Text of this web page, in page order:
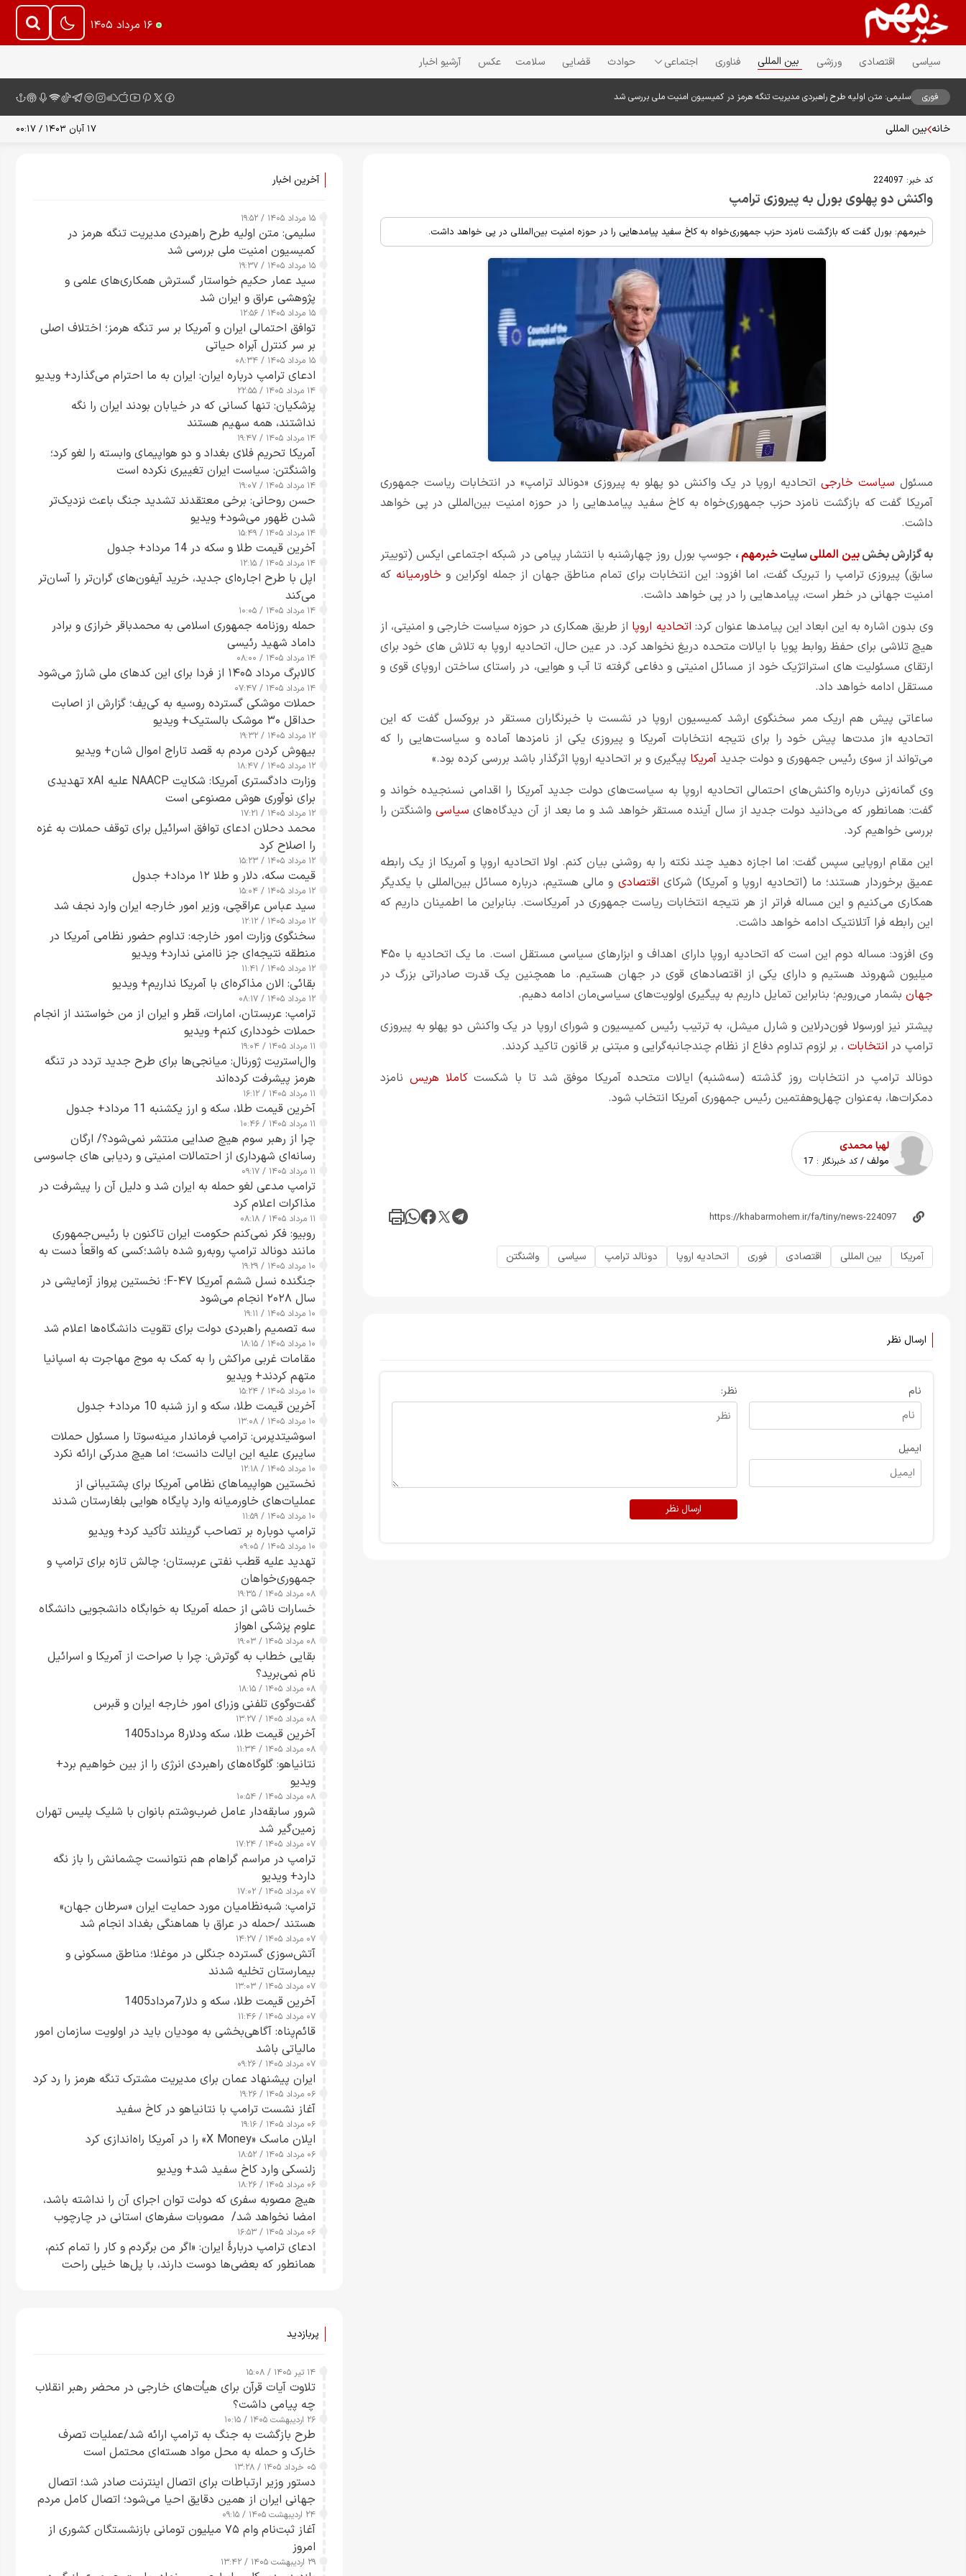
۱۶ مرداد ۱۴۰۵
سیاسی اقتصادی ورزشی بین المللی فناوری اجتماعی حوادث قضایی سلامت عکس آرشیو اخبار
فوری سلیمی: متن اولیه طرح راهبردی مدیریت تنگه هرمز در کمیسیون امنیت ملی بررسی شد
خانه بین المللی ۱۷ آبان ۱۴۰۳ / ۰۰:۱۷
کد خبر: 224097
واکنش دو پهلوی بورل به پیروزی ترامپ
خبرمهم: بورل گفت که بازگشت نامزد حزب جمهوری‌خواه به کاخ سفید پیامدهایی را در حوزه امنیت بین‌المللی در پی خواهد داشت.
مسئول سیاست خارجیاتحادیه اروپا در یک واکنش دو پهلو به پیروزی «دونالد ترامپ» در انتخابات ریاست جمهوری
آمریکا گفت که بازگشت نامزد حزب جمهوری‌خواه به کاخ سفید پیامدهایی را در حوزه امنیت بین‌المللی در پی خواهد
داشت.
به گزارش بخشبین المللیسایتخبرمهم ، جوسپ بورل روز چهارشنبه با انتشار پیامی در شبکه اجتماعی ایکس (توییتر
سابق) پیروزی ترامپ را تبریک گفت، اما افزود: این انتخابات برای تمام مناطق جهان از جمله اوکراین و خاورمیانه که
امنیت جهانی در خطر است، پیامدهایی را در پی خواهد داشت.
وی بدون اشاره به این ابعاد این پیامدها عنوان کرد: اتحادیه اروپا از طریق همکاری در حوزه سیاست خارجی و امنیتی، از
هیچ تلاشی برای حفظ روابط پویا با ایالات متحده دریغ نخواهد کرد. در عین حال، اتحادیه اروپا به تلاش های خود برای
ارتقای مسئولیت های استراتژیک خود از مسائل امنیتی و دفاعی گرفته تا آب و هوایی، در راستای ساختن اروپای قوی و
مستقل ادامه خواهد داد.
ساعاتی پیش هم اریک ممر سخنگوی ارشد کمیسیون اروپا در نشست با خبرنگاران مستقر در بروکسل گفت که این
اتحادیه «از مدت‌ها پیش خود را برای نتیجه انتخابات آمریکا و پیروزی یکی از نامزدها آماده و سیاست‌هایی را که
می‌تواند از سوی رئیس جمهوری و دولت جدید آمریکا پیگیری و بر اتحادیه اروپا اثرگذار باشد بررسی کرده بود.»
وی گمانه‌زنی درباره واکنش‌های احتمالی اتحادیه اروپا به سیاست‌های دولت جدید آمریکا را اقدامی نسنجیده خواند و
گفت: همانطور که می‌دانید دولت جدید از سال آینده مستقر خواهد شد و ما بعد از آن دیدگاه‌های سیاسی واشنگتن را
بررسی خواهیم کرد.
این مقام اروپایی سپس گفت: اما اجازه دهید چند نکته را به روشنی بیان کنم. اولا اتحادیه اروپا و آمریکا از یک رابطه
عمیق برخوردار هستند؛ ما (اتحادیه اروپا و آمریکا) شرکای اقتصادی و مالی هستیم، درباره مسائل بین‌المللی با یکدیگر
همکاری می‌کنیم و این مساله فراتر از هر نتیجه انتخابات ریاست جمهوری در آمریکاست. بنابراین ما اطمینان داریم که
این رابطه‌ فرا آتلانتیک ادامه خواهد داشت.
وی افزود: مساله دوم این است که اتحادیه اروپا دارای اهداف و ابزارهای سیاسی مستقل است. ما یک اتحادیه با ۴۵۰
میلیون شهروند هستیم و دارای یکی از اقتصادهای قوی در جهان هستیم. ما همچنین یک قدرت صادراتی بزرگ در
جهان بشمار می‌رویم؛ بنابراین تمایل داریم به پیگیری اولویت‌های سیاسی‌مان ادامه دهیم.
پیشتر نیز اورسولا فون‌درلاین و شارل میشل، به ترتیب رئیس کمیسیون و شورای اروپا در یک واکنش دو پهلو به پیروزی
ترامپ در انتخابات ، بر لزوم تداوم دفاع از نظام چندجانبه‌گرایی و مبتنی بر قانون تاکید کردند.
دونالد ترامپ در انتخابات روز گذشته (سه‌شنبه) ایالات متحده آمریکا موفق شد تا با شکستکاملا هریس نامزد
دمکرات‌ها، به‌عنوان چهل‌وهفتمین رئیس جمهوری آمریکا انتخاب شود.
لهبا محمدی
مولف / کد خبرنگار : 17
آمریکا بین المللی اقتصادی فوری اتحادیه اروپا دونالد ترامپ سیاسی واشنگتن
ارسال نظر
نام
ایمیل
نظر:
ارسال نظر
آخرین اخبار
۱۵ مرداد ۱۴۰۵ / ۱۹:۵۲
سلیمی: متن اولیه طرح راهبردی مدیریت تنگه هرمز در
کمیسیون امنیت ملی بررسی شد
۱۵ مرداد ۱۴۰۵ / ۱۹:۳۷
سید عمار حکیم خواستار گسترش همکاری‌های علمی و
پژوهشی عراق و ایران شد
۱۵ مرداد ۱۴۰۵ / ۱۲:۵۶
توافق احتمالی ایران و آمریکا بر سر تنگه هرمز؛ اختلاف اصلی
بر سر کنترل آبراه حیاتی
۱۵ مرداد ۱۴۰۵ / ۰۸:۳۴
ادعای ترامپ درباره ایران: ایران به ما احترام می‌گذارد+ ویدیو
۱۴ مرداد ۱۴۰۵ / ۲۲:۵۵
پزشکیان: تنها کسانی که در خیابان بودند ایران را نگه
نداشتند، همه سهیم هستند
۱۴ مرداد ۱۴۰۵ / ۱۹:۴۷
آمریکا تحریم فلای بغداد و دو هواپیمای وابسته را لغو کرد؛
واشنگتن: سیاست ایران تغییری نکرده است
۱۴ مرداد ۱۴۰۵ / ۱۹:۰۷
حسن روحانی: برخی معتقدند تشدید جنگ باعث نزدیک‌تر
شدن ظهور می‌شود+ ویدیو
۱۴ مرداد ۱۴۰۵ / ۱۵:۴۹
آخرین قیمت طلا و سکه در 14 مرداد+ جدول
۱۴ مرداد ۱۴۰۵ / ۱۲:۱۵
اپل با طرح اجاره‌ای جدید، خرید آیفون‌های گران‌تر را آسان‌تر
می‌کند
۱۴ مرداد ۱۴۰۵ / ۱۰:۰۵
حمله روزنامه جمهوری اسلامی به محمدباقر خرازی و برادر
داماد شهید رئیسی
۱۴ مرداد ۱۴۰۵ / ۰۸:۰۰
کالابرگ مرداد ۱۴۰۵ از فردا برای این کدهای ملی شارژ می‌شود
۱۴ مرداد ۱۴۰۵ / ۰۷:۴۷
حملات موشکی گسترده روسیه به کی‌یف؛ گزارش از اصابت
حداقل ۳۰ موشک بالستیک+ ویدیو
۱۲ مرداد ۱۴۰۵ / ۱۹:۳۲
بیهوش کردن مردم به قصد تاراج اموال شان+ ویدیو
۱۲ مرداد ۱۴۰۵ / ۱۸:۴۷
وزارت دادگستری آمریکا: شکایت NAACP علیه xAI تهدیدی
برای نوآوری هوش مصنوعی است
۱۲ مرداد ۱۴۰۵ / ۱۷:۲۱
محمد دحلان ادعای توافق اسرائیل برای توقف حملات به غزه
را اصلاح کرد
۱۲ مرداد ۱۴۰۵ / ۱۵:۲۳
قیمت سکه، دلار و طلا ۱۲ مرداد+ جدول
۱۲ مرداد ۱۴۰۵ / ۱۵:۰۴
سید عباس عراقچی، وزیر امور خارجه ایران وارد نجف شد
۱۲ مرداد ۱۴۰۵ / ۱۲:۱۲
سخنگوی وزارت امور خارجه: تداوم حضور نظامی آمریکا در
منطقه نتیجه‌ای جز ناامنی ندارد+ ویدیو
۱۲ مرداد ۱۴۰۵ / ۱۱:۴۱
بقائی: الان مذاکره‌ای با آمریکا نداریم+ ویدیو
۱۲ مرداد ۱۴۰۵ / ۰۸:۱۷
ترامپ: عربستان، امارات، قطر و ایران از من خواستند از انجام
حملات خودداری کنم+ ویدیو
۱۱ مرداد ۱۴۰۵ / ۱۹:۰۴
وال‌استریت ژورنال: میانجی‌ها برای طرح جدید تردد در تنگه
هرمز پیشرفت کرده‌اند
۱۱ مرداد ۱۴۰۵ / ۱۶:۱۲
آخرین قیمت طلا، سکه و ارز یکشنبه 11 مرداد+ جدول
۱۱ مرداد ۱۴۰۵ / ۱۰:۴۶
چرا از رهبر سوم هیچ صدایی منتشر نمی‌شود؟/ ارگان
رسانه‌ای شهرداری از احتمالات امنیتی و ردیابی های جاسوسی
گفت
۱۱ مرداد ۱۴۰۵ / ۰۹:۱۷
ترامپ مدعی لغو حمله به ایران شد و دلیل آن را پیشرفت در
مذاکرات اعلام کرد
۱۱ مرداد ۱۴۰۵ / ۰۸:۱۸
روبیو: فکر نمی‌کنم حکومت ایران تاکنون با رئیس‌جمهوری
مانند دونالد ترامپ روبه‌رو شده باشد؛کسی که واقعاً دست به
اقدام می‌زند
۱۰ مرداد ۱۴۰۵ / ۱۹:۲۹
جنگنده نسل ششم آمریکا F-۴۷؛ نخستین پرواز آزمایشی در
سال ۲۰۲۸ انجام می‌شود
۱۰ مرداد ۱۴۰۵ / ۱۹:۱۱
سه تصمیم راهبردی دولت برای تقویت دانشگاه‌ها اعلام شد
۱۰ مرداد ۱۴۰۵ / ۱۸:۱۵
مقامات غربی مراکش را به کمک به موج مهاجرت به اسپانیا
متهم کردند+ ویدیو
۱۰ مرداد ۱۴۰۵ / ۱۵:۲۴
آخرین قیمت طلا، سکه و ارز شنبه 10 مرداد+ جدول
۱۰ مرداد ۱۴۰۵ / ۱۳:۰۸
اسوشیتدپرس: ترامپ فرماندار مینه‌سوتا را مسئول حملات
سایبری علیه این ایالت دانست؛ اما هیچ مدرکی ارائه نکرد
۱۰ مرداد ۱۴۰۵ / ۱۲:۱۸
نخستین هواپیماهای نظامی آمریکا برای پشتیبانی از
عملیات‌های خاورمیانه وارد پایگاه هوایی بلغارستان شدند
۱۰ مرداد ۱۴۰۵ / ۱۱:۵۹
ترامپ دوباره بر تصاحب گرینلند تأکید کرد+ ویدیو
۱۰ مرداد ۱۴۰۵ / ۰۹:۰۵
تهدید علیه قطب نفتی عربستان؛ چالش تازه برای ترامپ و
جمهوری‌خواهان
۰۸ مرداد ۱۴۰۵ / ۱۹:۳۵
خسارات ناشی از حمله آمریکا به خوابگاه دانشجویی دانشگاه
علوم پزشکی اهواز
۰۸ مرداد ۱۴۰۵ / ۱۹:۰۳
بقایی خطاب به گوترش: چرا با صراحت از آمریکا و اسرائیل
نام نمی‌برید؟
۰۸ مرداد ۱۴۰۵ / ۱۸:۱۵
گفت‌وگوی تلفنی وزرای امور خارجه ایران و قبرس
۰۸ مرداد ۱۴۰۵ / ۱۳:۲۷
آخرین قیمت طلا، سکه ودلار8 مرداد1405
۰۸ مرداد ۱۴۰۵ / ۱۱:۳۴
نتانیاهو: گلوگاه‌های راهبردی انرژی را از بین خواهیم برد+
ویدیو
۰۸ مرداد ۱۴۰۵ / ۱۰:۵۴
شرور سابقه‌دار عامل ضرب‌وشتم بانوان با شلیک پلیس تهران
زمین‌گیر شد
۰۷ مرداد ۱۴۰۵ / ۱۷:۲۴
ترامپ در مراسم گراهام هم نتوانست چشمانش را باز نگه
دارد+ ویدیو
۰۷ مرداد ۱۴۰۵ / ۱۷:۰۲
ترامپ: شبه‌نظامیان مورد حمایت ایران «سرطان جهان»
هستند /حمله در عراق با هماهنگی بغداد انجام شد
۰۷ مرداد ۱۴۰۵ / ۱۴:۲۷
آتش‌سوزی گسترده جنگلی در موغلا؛ مناطق مسکونی و
بیمارستان تخلیه شدند
۰۷ مرداد ۱۴۰۵ / ۱۳:۰۳
آخرین قیمت طلا، سکه و دلار7مرداد1405
۰۷ مرداد ۱۴۰۵ / ۱۱:۴۶
قائم‌پناه: آگاهی‌بخشی به مودیان باید در اولویت سازمان امور
مالیاتی باشد
۰۷ مرداد ۱۴۰۵ / ۰۹:۲۶
ایران پیشنهاد عمان برای مدیریت مشترک تنگه هرمز را رد کرد
۰۶ مرداد ۱۴۰۵ / ۱۹:۲۶
آغاز نشست ترامپ با نتانیاهو در کاخ سفید
۰۶ مرداد ۱۴۰۵ / ۱۹:۱۶
ایلان ماسک «X Money» را در آمریکا راه‌اندازی کرد
۰۶ مرداد ۱۴۰۵ / ۱۸:۵۲
زلنسکی وارد کاخ سفید شد+ ویدیو
۰۶ مرداد ۱۴۰۵ / ۱۸:۲۶
هیچ مصوبه سفری که دولت توان اجرای آن را نداشته باشد،
امضا نخواهد شد/ مصوبات سفرهای استانی در چارچوب
قانون بودجه است+ عکس
۰۶ مرداد ۱۴۰۵ / ۱۶:۵۳
ادعای ترامپ دربارهٔ ایران: «اگر من برگردم و کار را تمام کنم،
همانطور که بعضی‌ها دوست دارند، با پل‌ها خیلی راحت
پربازدید
۱۴ تیر ۱۴۰۵ / ۱۵:۰۸
تلاوت آیات قرآن برای هیأت‌های خارجی در محضر رهبر انقلاب
چه پیامی داشت؟
۲۶ اردیبهشت ۱۴۰۵ / ۱۰:۱۵
طرح‌ بازگشت به جنگ به ترامپ ارائه شد/عملیات تصرف
خارک و حمله به محل مواد هسته‌ای محتمل است
۰۵ خرداد ۱۴۰۵ / ۱۳:۲۸
دستور وزیر ارتباطات برای اتصال اینترنت صادر شد؛ اتصال
جهانی ایران از همین دقایق احیا می‌شود؛ اتصال کامل مردم
تا ۲۴ ساعت آینده
۲۴ اردیبهشت ۱۴۰۵ / ۰۹:۱۵
آغاز ثبت‌نام وام ۷۵ میلیون تومانی بازنشستگان کشوری از
امروز
۲۹ اردیبهشت ۱۴۰۵ / ۱۳:۴۲